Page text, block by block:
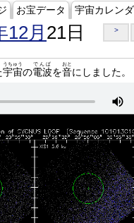
お宝データ 宇宙カレン
12月 21日 >
宇宙
うちゅう
の電波
でんぱ
を音
おと
にしました。